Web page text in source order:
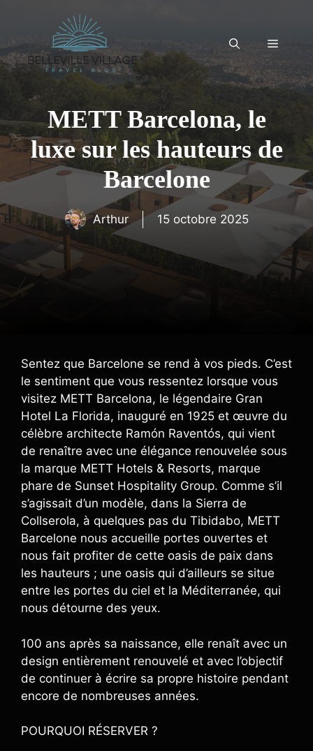
contenu
Menu
METT Barcelona, ​​le
luxe sur les hauteurs de
Barcelone
Arthur 15 octobre 2025
Sentez que Barcelone se rend à vos pieds. C’est
le sentiment que vous ressentez lorsque vous
visitez METT Barcelona, ​​​​le légendaire Gran
Hotel La Florida, inauguré en 1925 et œuvre du
célèbre architecte Ramón Raventós, qui vient
de renaître avec une élégance renouvelée sous
la marque METT Hotels & Resorts, marque
phare de Sunset Hospitality Group. Comme s’il
s’agissait d’un modèle, dans la Sierra de
Collserola, à quelques pas du Tibidabo, METT
Barcelone nous accueille portes ouvertes et
nous fait profiter de cette oasis de paix dans
les hauteurs ; une oasis qui d’ailleurs se situe
entre les portes du ciel et la Méditerranée, qui
nous détourne des yeux.
100 ans après sa naissance, elle renaît avec un
design entièrement renouvelé et avec l’objectif
de continuer à écrire sa propre histoire pendant
encore de nombreuses années.
POURQUOI RÉSERVER ?